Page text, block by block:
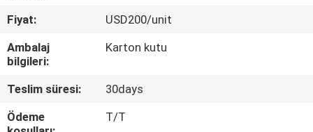
KALITE
KONTROL
BIZIMLE
ILETIŞIME
Fiyat:
USD200/unit
Ambalaj
bilgileri:
Karton kutu
Teslim süresi:
30days
Ödeme
T/T